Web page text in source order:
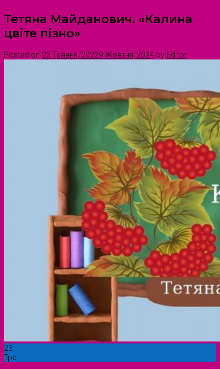
Тетяна Майданович. «Калина
цвіте пізно»
Posted on 23 Травня, 20229 Жовтня, 2024 by Editor
23
Тра